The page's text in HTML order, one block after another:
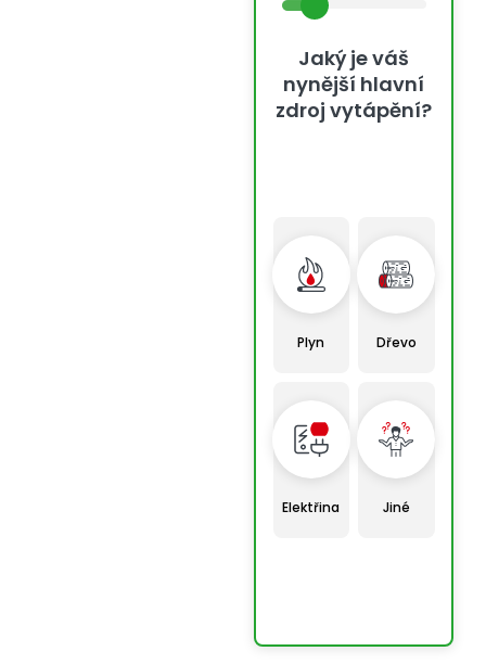
Jaký je váš
nynější hlavní
zdroj vytápění?
Plyn Dřevo
Elektřina Jiné